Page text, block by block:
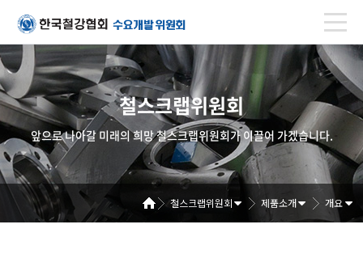
철스크랩위원회
앞으로 나아갈 미래의 희망 철스크랩위원회가 이끌어 가겠습니다.
철스크랩위원회 제품소개 개요